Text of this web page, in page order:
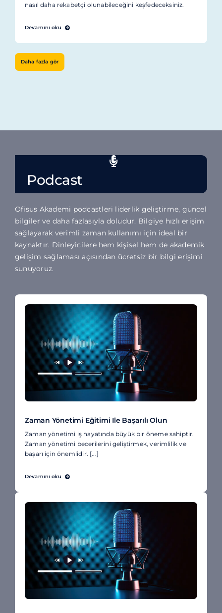
nasıl daha rekabetçi olunabileceğini keşfedeceksiniz.
Devamını oku
Daha fazla gör
Podcast
Ofisus Akademi podcastleri liderlik geliştirme, güncel
bilgiler ve daha fazlasıyla doludur. Bilgiye hızlı erişim
sağlayarak verimli zaman kullanımı için ideal bir
kaynaktır. Dinleyicilere hem kişisel hem de akademik
gelişim sağlaması açısından ücretsiz bir bilgi erişimi
sunuyoruz.
Zaman Yönetimi Eğitimi Ile Başarılı Olun
Zaman yönetimi iş hayatında büyük bir öneme sahiptir.
Zaman yönetimi becerilerini geliştirmek, verimlilik ve
başarı için önemlidir. [...]
Devamını oku